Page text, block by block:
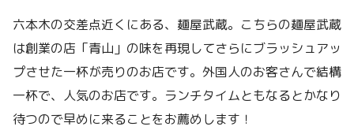
六本木の交差点近くにある、麺屋武蔵。こちらの麺屋武蔵
は創業の店「青山」の味を再現してさらにブラッシュアッ
プさせた一杯が売りのお店です。外国人のお客さんで結構
一杯で、人気のお店です。ランチタイムともなるとかなり
待つので早めに来ることをお薦めします！